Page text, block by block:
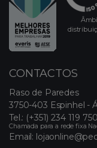
CONTACTOS
Raso de Paredes
3750-403 Espinhel -
Tel.: (+351) 234 119 750
Chamada para a rede fixa
Email: